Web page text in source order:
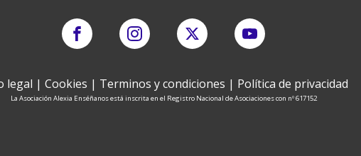
legal | Cookies | Terminos y condiciones | Política de privacidad
La Asociación Alexia Enséñanos está inscrita en el Registro Nacional de Asociaciones con nº 617152